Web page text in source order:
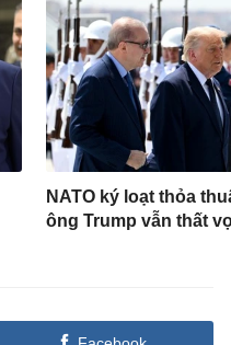
NATO ký loạt thỏa
ông Trump vẫn thất